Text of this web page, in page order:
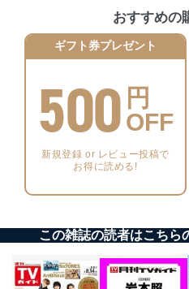
当社は、個人情報の正確性
に、下記セキュリティ対策
施し、個人情報の漏えい、
正に努めます。
個人データを取り扱う
機器を取り扱う従業者
の不要なアクセスを防
アクセス者の識別と認証
機器に標準装備されて
ーザーアカウント制御
個人データを取り扱う
システムを最新の状態
おすすめの
ギフト券プレゼント
500 円
OFF
新規登録 or レビュー投稿で
お得に読める!
この雑誌の読者はこちら